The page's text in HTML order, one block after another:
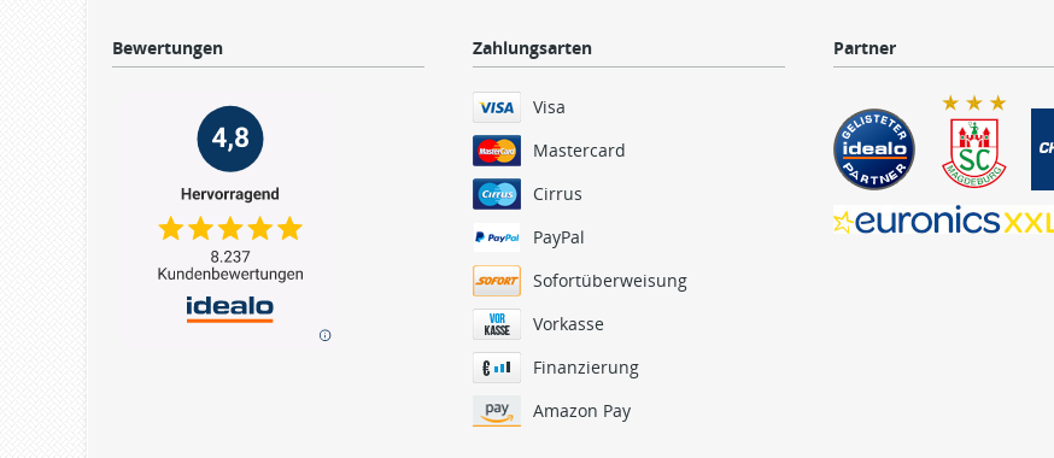
Bewertungen Zahlungsarten
Visa
Mastercard
Cirrus
PayPal
Sofortüberweisung
Vorkasse
Finanzierung
Amazon Pay
Partner